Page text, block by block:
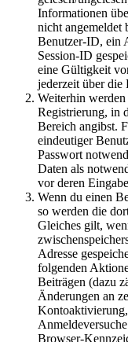
Informationen
nicht angemeldet
Benutzer-ID, ein
Session-ID
eine Gültigkeit
jederzeit über die
Weiterhin
Registrierung, in
Bereich angibst.
eindeutiger
Passwort
Daten als
vor deren
Wenn du einen
so werden die
Gleiches gilt,
Adresse
folgenden
Beiträgen (dazu
Änderungen an
Browser-